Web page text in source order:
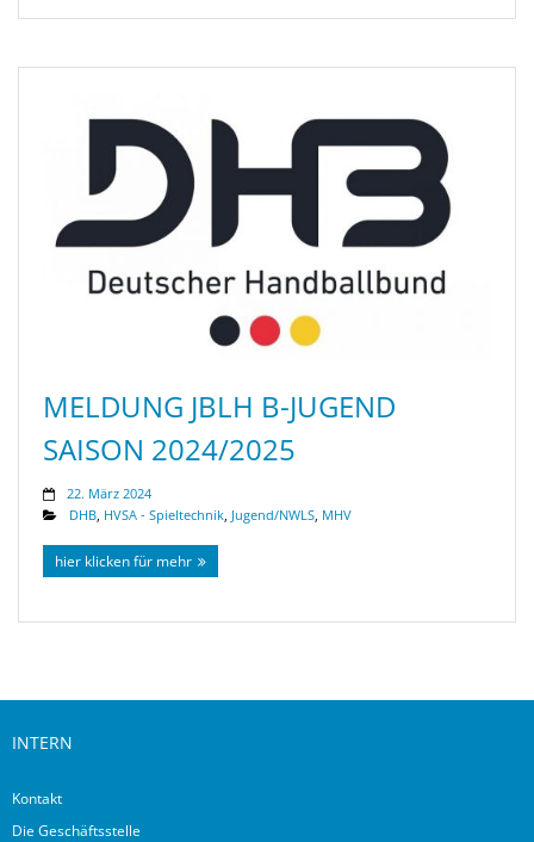
MELDUNG JBLH B-JUGEND
SAISON 2024/2025
22. März 2024
DHB HVSA - Spieltechnik Jugend/NWLS MHV
hier klicken für mehr
INTERN
Kontakt
Die Geschäftsstelle